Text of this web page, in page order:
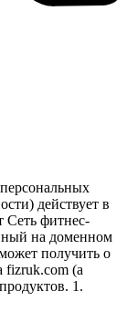
действует в
Сеть фитнес-
на доменном
получить о
fizruk.com (а
1.